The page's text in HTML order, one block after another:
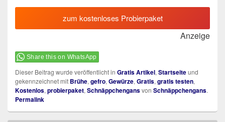
zum kostenloses Probierpaket
Anzeige
Share this on WhatsApp
Dieser Beitrag wurde veröffentlicht in Gratis Artikel, Startseiteund
gekennzeichnet mit Brühe, gefro, Gewürze, Gratis, gratis testen,
Kostenlos, probierpaket, Schnäppchengansvon Schnäppchengans.
Permalink